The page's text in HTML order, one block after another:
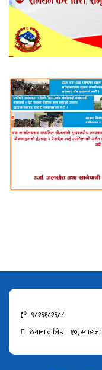
९८१६१८१६८८
ठेगाना वालिङ—१०, स्याङजा